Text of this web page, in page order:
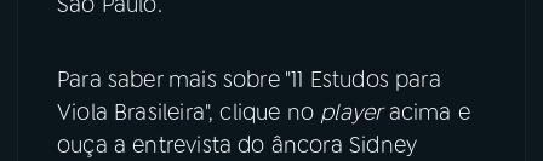
Para saber mais sobre "11 Estudos para
Viola Brasileira", clique no playeracima e
ouça a entrevista do âncora Sidney